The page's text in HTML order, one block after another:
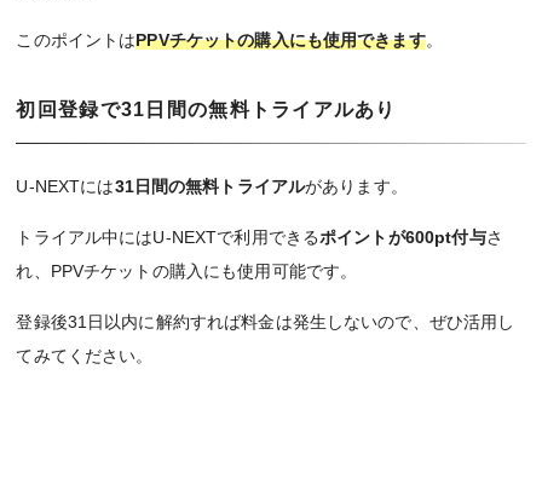
このポイントはPPVチケットの購入にも使用できます。
初回登録で31日間の無料トライアルあり
U-NEXTには31日間の無料トライアルがあります。
トライアル中にはU-NEXTで利用できるポイントが600pt付与さ
れ、PPVチケットの購入にも使用可能です。
登録後31日以内に解約すれば料金は発生しないので、ぜひ活用し
てみてください。